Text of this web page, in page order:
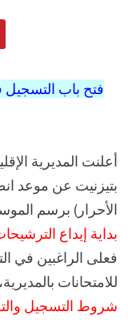
فتح باب التسجيل
أعلنت المديرية
بتيزنيت عن موعد
الأحرار) برسم الموسم
بداية إيداع الترشيحات
فعلى الراغبين في
للامتحانات بالمديرية،
شروط التسجيل والترشح